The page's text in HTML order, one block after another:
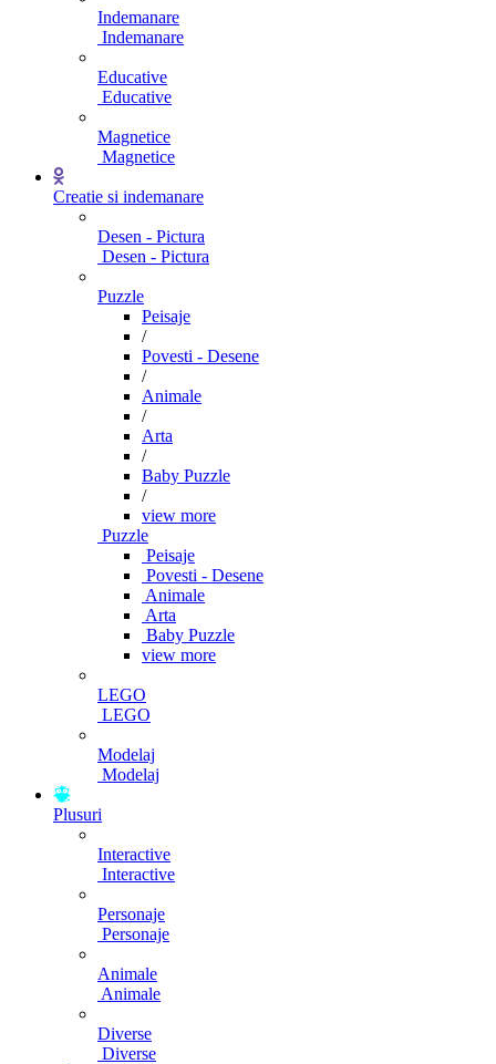
Indemanare
Indemanare
Educative
Educative
Magnetice
Magnetice
Creatie si indemanare
Desen - Pictura
Desen - Pictura
Puzzle
Peisaje
/
Povesti - Desene
/
Animale
/
Arta
/
Baby Puzzle
/
view more
Puzzle
Peisaje
Povesti - Desene
Animale
Arta
Baby Puzzle
view more
LEGO
LEGO
Modelaj
Modelaj
Plusuri
Interactive
Interactive
Personaje
Personaje
Animale
Animale
Diverse
Diverse